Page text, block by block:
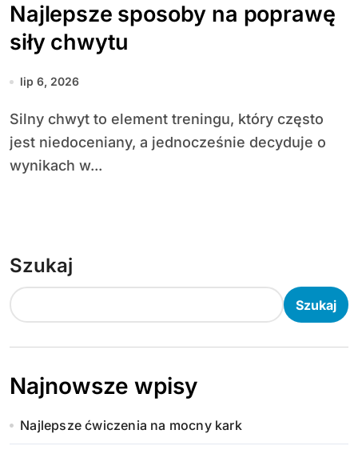
Najlepsze sposoby na poprawę
siły chwytu
lip 6, 2026
Silny chwyt to element treningu, który często
jest niedoceniany, a jednocześnie decyduje o
wynikach w...
Szukaj
Szukaj
Najnowsze wpisy
Najlepsze ćwiczenia na mocny kark